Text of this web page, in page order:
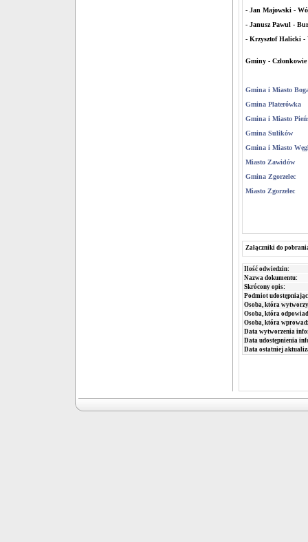
- Jan Majowski -
- Janusz Pawul -
- Krzysztof Halicki -
Gminy -
Gmina i Miasto
Gmina Platerówka
Gmina i Miasto
Gmina Sulików
Gmina i Miasto
Miasto Zawidów
Gmina Zgorzelec
Miasto Zgorzelec
Załączniki do
Ilość odwiedzin:
Nazwa dokumentu:
Skrócony opis:
Podmiot
Osoba, która
Osoba, która
Osoba, która
Data wytworzenia
Data udostępnienia
Data ostatniej